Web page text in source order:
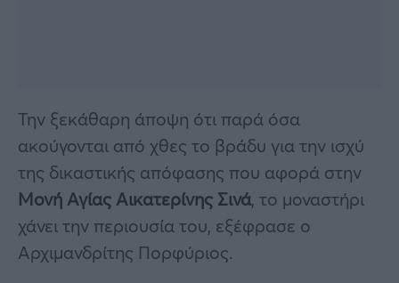
Την ξεκάθαρη άποψη ότι παρά όσα
ακούγονται από χθες το βράδυ για την ισχύ
της δικαστικής απόφασης που αφορά στην
Μονή Αγίας Αικατερίνης Σινά, το μοναστήρι
χάνει την περιουσία του, εξέφρασε ο
Αρχιμανδρίτης Πορφύριος.